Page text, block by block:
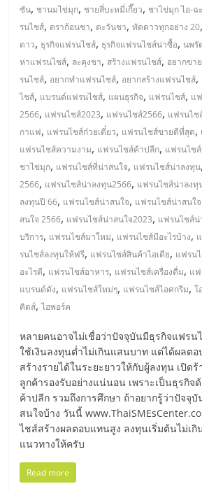
พร้อม
ทำเล
สำหรับ
เปิด
ร้าน
ปรึกษา
ฟรี,
บริการ
พัฒนา
ระบบ
แฟ
รน
ซัน, ชานมไข่มุก, ชายสี่บะหมี่เกี๊ยว, ชาไข่มุก ไอ-ฉะ
รนไชส์, ดราก้อนชา, ตะวันชา,ทัดดาวทุกอย่าง 20
ดาว, ธุรกิจแฟรนไชส์, ธุรกิจแฟรนไชส์น่าซื้อ,นพรั
หาแฟรนไชส์, ละคุงชา, สร้างแฟรนไชส์, อยากขา
รนไชส์, อยากทำแฟรนไชส์, อยากสร้างแฟรนไชส์,
ไชส์, แบรนด์แฟรนไชส์, แผนธุรกิจ, แฟรนไชส์, แ
2566, แฟรนไชส์2023, แฟรนไชส์2566, แฟรนไช
กาแฟ, แฟรนไชส์ก๋วยเตี๋ยว, แฟรนไชส์ขายดีที่สุด,
แฟรนไชส์ความงาม, แฟรนไชส์ค้าปลีก, แฟรนไช
ชาไข่มุก, แฟรนไชส์ที่น่าสนใจ, แฟรนไชส์น่าลงทุน,
2566, แฟรนไชส์น่าลงทุน2566, แฟรนไชส์น่าลงทุ
ลงทุนปี 66, แฟรนไชส์น่าสนใจ, แฟรนไชส์น่าสนใ
สนใจ 2566, แฟรนไชส์น่าสนใจ2023, แฟรนไชส์น่
บริการ, แฟรนไชส์มาใหม่, แฟรนไชส์มีอะไรบ้าง,
รนไชส์ลงทุนให้ฟรี, แฟรนไชส์สินค้าไอเดีย, แฟรน
อะไรดี, แฟรนไชส์อาหาร, แฟรนไชส์เครื่องดื่ม, แฟ
แบรนด์ดัง, แฟรนไชส์ใหม่ๆ, แฟรนไชส์ไอศกรีม,โ
คิดส์,ไฮพอร์ค
หลายคนอาจไม่เชื่อว่าปัจจุบันมีธุรกิจแฟร
ใช้เงินลงทุนต่ำไม่เกินแสนบาท แต่ได้ผลต
สร้างรายได้ในระยะยาวให้กับผู้ลงทุน เปิด
ลูกค้ารองรับอย่างแน่นอน เพราะเป็นธุรกิจ
ค้าปลีก รวมถึงการศึกษา ถ้าอยากรู้ว่าปัจจุ
สนใจบ้าง วันนี้
ไชส์สร้างผลตอบแทนสูง ลงทุนเริ่มต้นไม่เ
แนวทางให้ครับ
Read more